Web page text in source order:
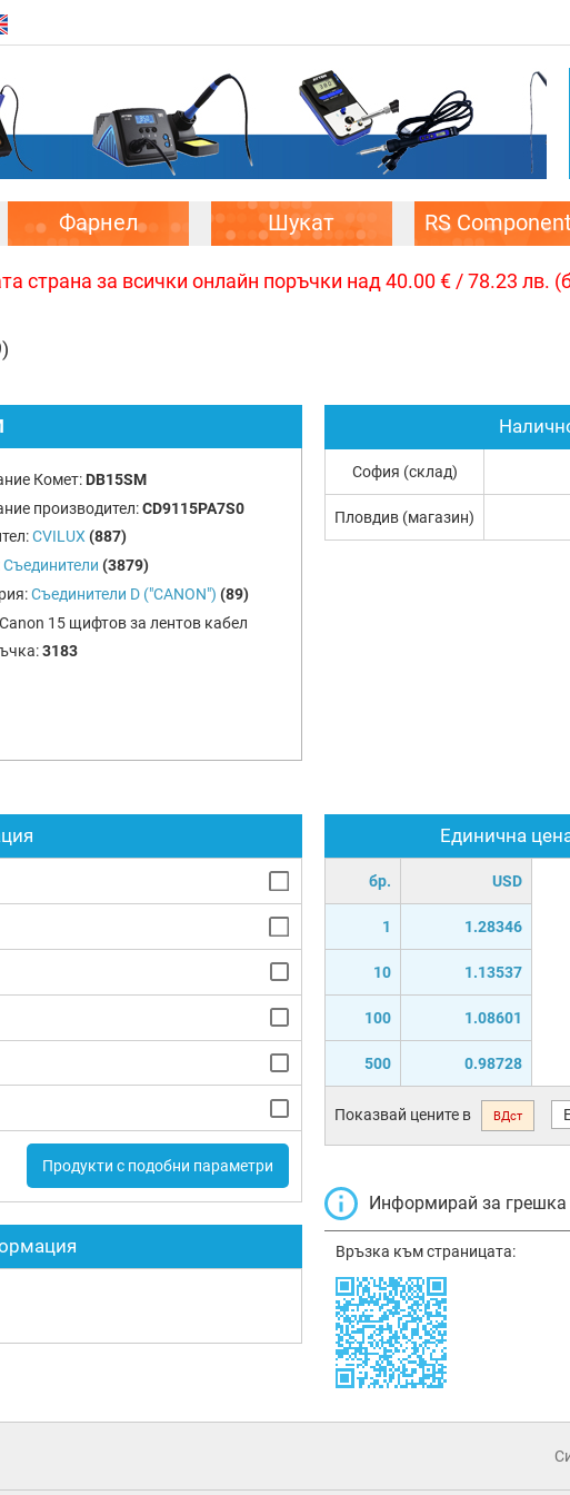
Фарнел Шукат RS
страна за всички онлайн поръчки над 40.00 € / 78.23 лв.
Комет: DB15SM
производител:CD9115PA7S0
CVILUX (887)
Съединители (3879)
Съединители D ("CANON") (89)
Canon 15 щифтов за лентов кабел
3183
Продукти с подобни параметри
Единична
бр. USD
1 1.28346
10 1.13537
100 1.08601
500 0.98728
Показвай цените в ВДст
Информирай за грешка
Връзка към страницата:
София (склад)
Пловдив (магазин)